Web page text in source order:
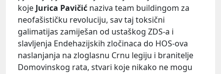
koje Jurica Pavičić naziva team buildingom za
neofašističku revoluciju, sav taj toksični
galimatijas zamiješan od ustaškog ZDS-a i
slavljenja Endehazijskih zločinaca do HOS-ova
naslanjanja na zloglasnu Crnu legiju i branitelje
Domovinskog rata, stvari koje nikako ne mogu